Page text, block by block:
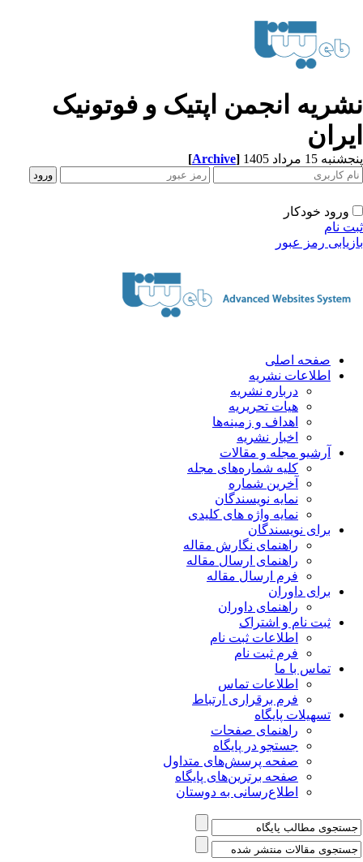
انجمن اپتیک و فوتونیک
15 مرداد 1405 [Archive]
ورود خودکار
نام
رمز عبور
صفحه اصلی
اطلاعات نشریه
درباره نشریه
هیات تحریریه
اهداف و زمینه‌ها
اخبار نشریه
آرشیو مجله و مقالات
کلیه شماره‌های مجله
آخرین شماره
نمایه نویسندگان
نمایه واژه های کلیدی
برای نویسندگان
راهنمای نگارش مقاله
راهنمای ارسال مقاله
فرم ارسال مقاله
برای داوران
راهنمای داوران
ثبت نام و اشتراک
اطلاعات ثبت نام
فرم ثبت نام
تماس با ما
اطلاعات تماس
فرم برقراری ارتباط
تسهیلات پایگاه
راهنمای صفحات
جستجو در پایگاه
صفحه پرسش‌های متداول
صفحه برترین‌های پایگاه
اطلاع‌رسانی به دوستان